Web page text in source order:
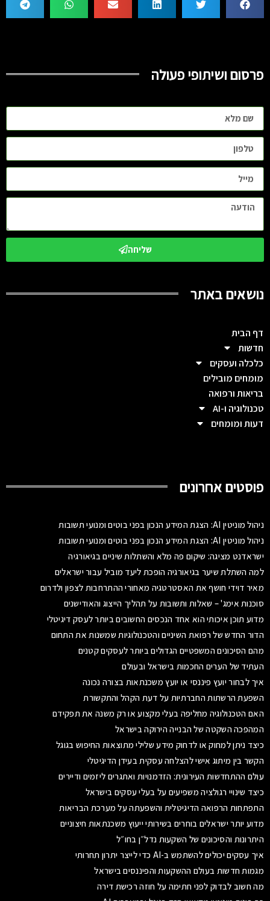
פרסום ושיתופי פעולה
שליחה
נושאים באתר
דף הבית
חדשות
כלכלה ועסקים
מומחים מובילים
בריאות ורפואה
טכנולוגיה ו-AI
דעות ומומחים
פוסטים אחרונים
ניהול מוניטין AI: הצגת המידע הנכון בפני בוטים ומנועי תשובות
ניהול מוניטין AI: הצגת המידע הנכון בפני בוטים ומנועי תשובות
ישראדנט מציגה: שיקום פה מלא והשתלות שיניים בגיאורגיה
למה השתלת שיער בגיאורגיה הופכת ליעד מוביל עבור ישראלים
מאיר דוידי חושף את האסטרטגיה מאחורי ההתרחבות לצפון ולדרום
סוכנות אימג' – שאלות ותשובות על תהליך הייצוג והאודישנים
מדוע תוכן איכותי הוא אחד הנכסים החשובים ביותר לעסק דיגיטלי
הדור החדש של רפואת השיניים והטכנולוגיות שמשנות את התחום
מהם הסיכונים המשפטיים הגדולים ביותר לעסקים קטנים
העתיד של הערים החכמות בישראל ובעולם
איך לבחור יועץ פיננסי או יועץ משכנתאות בצורה נכונה
השפעת הרשתות החברתיות על דעת הקהל והתקשורת
האם הטכנולוגיה מחליפה בעלי מקצוע או רק משנה את תפקידם
המהפכה השקטה של הבנייה הירוקה בישראל
כיצד ניתן למחוק או לדחוק מידע שלילי מתוצאות החיפוש בגוגל
הקשר בין מיתוג אישי להצלחה עסקית בעידן הדיגיטלי
עולם ההתחדשות העירונית: הזדמנויות ואתגרים ליזמים ודיירים
כיצד שינויי רגולציה משפיעים על בעלי עסקים בישראל
התפתחות הרפואה הדיגיטלית והשפעתה על מערכת הבריאות
מדוע יותר ישראלים בוחרים בשירותי ייעוץ משכנתאות חיצוניים
היתרונות והסיכונים של השקעות נדל״ן בחו״ל
איך עסקים יכולים להשתמש ב-AI כדי לייצר יתרון תחרותי
מגמות חדשות בעולם ההשקעות והפיננסים בישראל
מה חשוב לבדוק לפני חתימה על חוזה רכישת דירה